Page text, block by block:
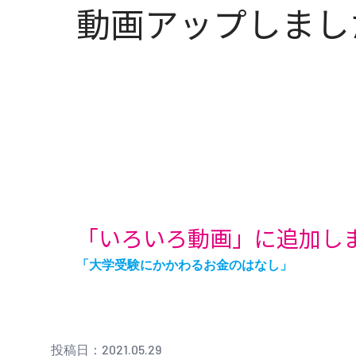
動画アップしまし
「いろいろ動画」に追加し
「大学受験にかかわるお金のはなし」
投稿日：2021.05.29